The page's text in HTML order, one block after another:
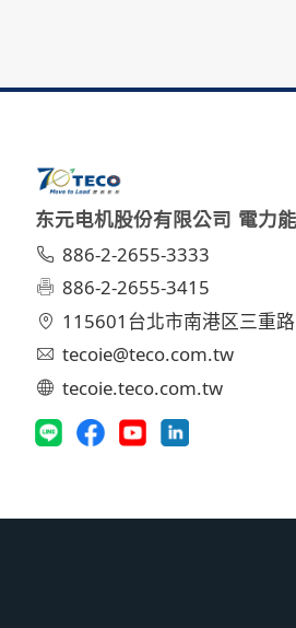
东元电机股份有限公司 電力
886-2-2655-3333
886-2-2655-3415
115601台北市南港区三重
tecoie@teco.com.tw
tecoie.teco.com.tw